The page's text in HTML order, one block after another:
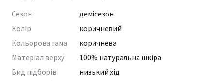
Сезон
демісезон
Колір
коричневий
Кольорова гама
коричнева
Матеріал верху
100% натуральна шкіра
Вид підборів
низький хід